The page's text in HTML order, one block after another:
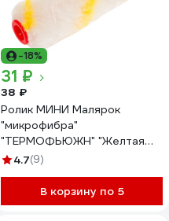
-18%
31 ₽
38 ₽
Ролик МИНИ Малярок
"микрофибра"
"ТЕРМОФЬЮЖН" "Желтая
Борода" 100 мм D 16 мм,
под ручку 6 мм "" 750-2100
4.7(9)
В корзину по 5